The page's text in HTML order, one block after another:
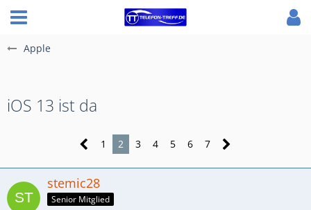
Apple
iOS 13 ist da
1 2 3 4 5 6 7
stemic28
Senior Mitglied